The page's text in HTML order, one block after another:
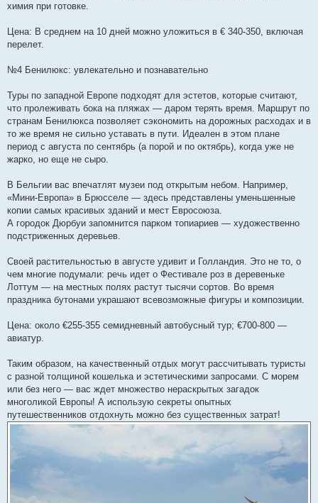
химия при готовке.
Цена: В среднем на 10 дней можно уложиться в € 340-350, включая
перелет.
№4 Бенилюкс: увлекательно и познавательно
Туры по западной Европе подходят для эстетов, которые считают,
что пролеживать бока на пляжах — даром терять время. Маршрут по
странам Бенилюкса позволяет сэкономить на дорожных расходах и в
то же время не сильно уставать в пути. Идеален в этом плане
период с августа по сентябрь (а порой и по октябрь), когда уже не
жарко, но еще не сыро.
В Бельгии вас впечатлят музеи под открытым небом. Например,
«Мини-Европа» в Брюсселе — здесь представлены уменьшенные
копии самых красивых зданий и мест Евросоюза.
А городок Дюрбуи запомнится парком топиариев — художественно
подстриженных деревьев.
Своей растительностью в августе удивит и Голландия. Это не то, о
чем многие подумали: речь идет о Фестивале роз в деревеньке
Лоттум — на местных полях растут тысячи сортов. Во время
праздника бутонами украшают всевозможные фигуры и композиции.
Цена: около €255-355 семидневный автобусный тур; €700-800 —
авиатур.
Таким образом, на качественный отдых могут рассчитывать туристы
с разной толщиной кошелька и эстетическими запросами. С морем
или без него — вас ждет множество нераскрытых загадок
многоликой Европы! А использую секреты опытных
путешественников отдохнуть можно без существенных затрат!